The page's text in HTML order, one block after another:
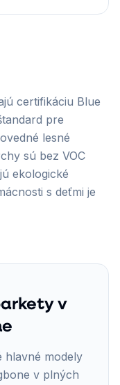
certifikáciu Blue
pre
lesné
sú bez VOC
ekologické
s deťmi je
v
hlavné modely
v plných